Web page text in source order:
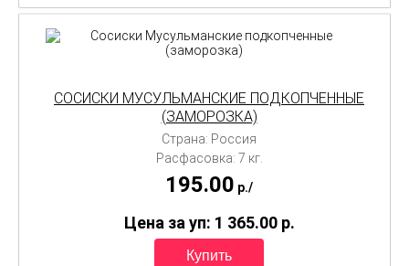
СОСИСКИ МУСУЛЬМАНСКИЕ ПОДКОПЧЕННЫЕ
(ЗАМОРОЗКА)
Страна: Россия
Расфасовка: 7 кг.
195.00 p./
Цена за уп: 1 365.00 p.